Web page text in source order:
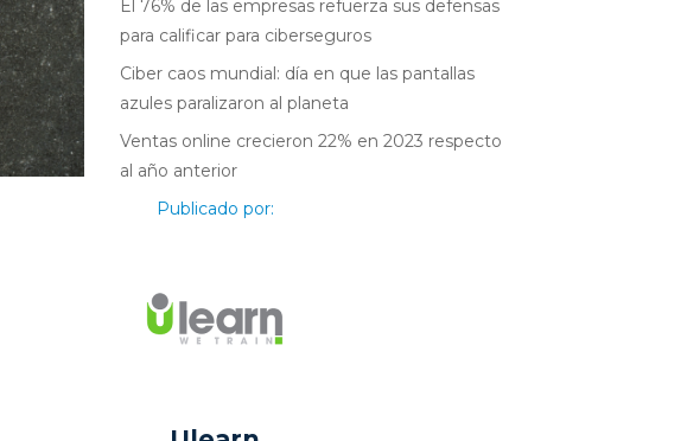
El 76% de las empresas refuerza sus defensas
para calificar para ciberseguros
Ciber caos mundial: día en que las pantallas
azules paralizaron al planeta
Ventas online crecieron 22% en 2023 respecto
al año anterior
Publicado por: